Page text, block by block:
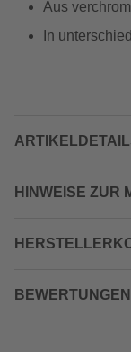
Aus
In
HINWEISE ZUR
BEWERTUNGEN